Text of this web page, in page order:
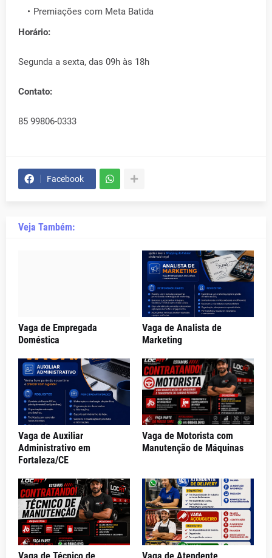
Premiações com Meta Batida
Horário:
Segunda a sexta, das 09h às 18h
Contato:
85 99806-0333
Facebook
Veja Também:
Vaga de Empregada
Doméstica
Vaga de Analista de
Marketing
Vaga de Auxiliar
Administrativo em
Fortaleza/CE
Vaga de Motorista com
Manutenção de Máquinas